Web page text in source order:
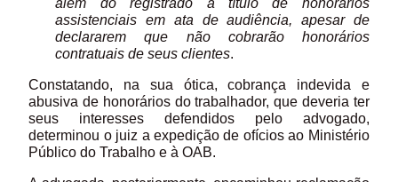
além do registrado a título de honorários
assistenciais em ata de audiência, apesar de
declararem que não cobrarão honorários
contratuais de seus clientes.
Constatando, na sua ótica, cobrança indevida e
abusiva de honorários do trabalhador, que deveria ter
seus interesses defendidos pelo advogado,
determinou o juiz a expedição de ofícios ao Ministério
Público do Trabalho e à OAB.